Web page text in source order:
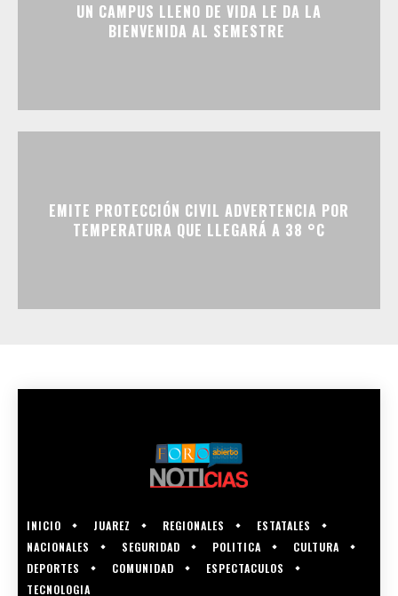
UN CAMPUS LLENO DE VIDA LE DA LA
BIENVENIDA AL SEMESTRE
EMITE PROTECCIÓN CIVIL ADVERTENCIA POR
TEMPERATURA QUE LLEGARÁ A 38 °C
INICIO JUAREZ REGIONALES
ESTATALES
NACIONALES
SEGURIDAD POLITICA
CULTURA
DEPORTES
COMUNIDAD
ESPECTACULOS
TECNOLOGIA